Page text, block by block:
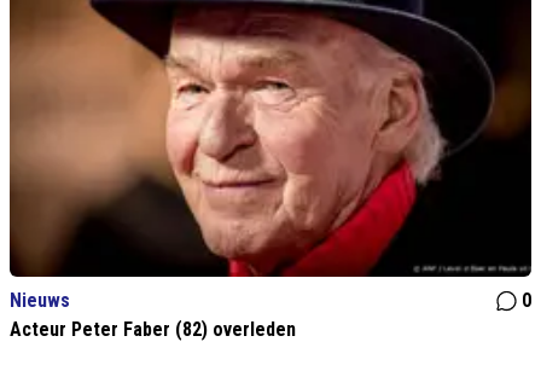
Nieuws
0
Acteur Peter Faber (82) overleden